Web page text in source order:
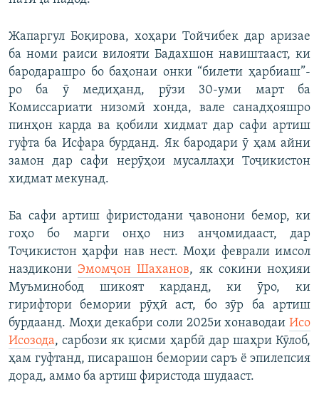
Жапаргул Боқирова, хоҳари Тойчибек дар аризае
ба номи раиси вилояти Бадахшон навиштааст, ки
бародарашро бо баҳонаи онки “билети ҳарбиаш”-
ро ба ӯ медиҳанд, рӯзи 30-уми март ба
Комиссариати низомӣ хонда, вале санадҳояшро
пинҳон карда ва қобили хидмат дар сафи артиш
гуфта ба Исфара бурданд. Як бародари ӯ ҳам айни
замон дар сафи нерӯҳои мусаллаҳи Тоҷикистон
хидмат мекунад.
Ба сафи артиш фиристодани ҷавонони бемор, ки
гоҳо бо марги онҳо низ анҷомидааст, дар
Тоҷикистон ҳарфи нав нест. Моҳи феврали имсол
наздикони Эмомҷон Шаханов, як сокини ноҳияи
Муъминобод шикоят карданд, ки ӯро, ки
гирифтори бемории рӯҳӣ аст, бо зӯр ба артиш
бурдаанд. Моҳи декабри соли 2025и хонаводаи Исо
Исозода, сарбози як қисми ҳарбӣ дар шаҳри Кӯлоб,
ҳам гуфтанд, писарашон бемории саръ ё эпилепсия
дорад, аммо ба артиш фиристода шудааст.